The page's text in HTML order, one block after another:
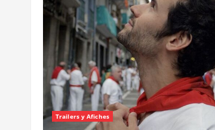
Trailers y Afiches